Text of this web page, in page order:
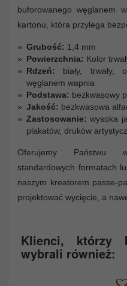
buforowanego węglanem
kartonu, która przylega
Grubość: 1,4 mm
Powierzchnia: Kolor
Rdzeń: biały, trwały,
węglanem wapnia
Podstawa: bezkwasowy
Jakość: bezkwasowa
Zastosowanie: wysoka
plakatów, druków
Oferujemy Państwu
standardowych formatach
naszym kreatorem passe-
projektować wycięcie, a
Klienci, którzy
wybrali również: